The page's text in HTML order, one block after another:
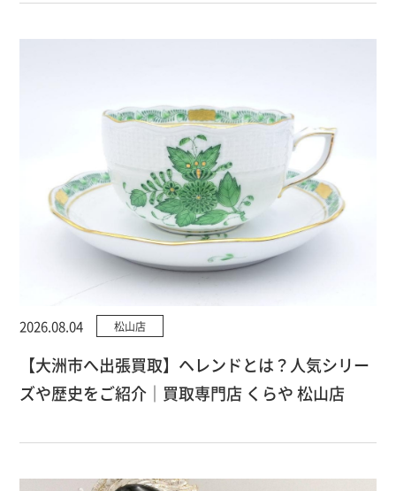
2026.08.04 松山店
【大洲市へ出張買取】ヘレンドとは？人気シリー
ズや歴史をご紹介｜買取専門店 くらや 松山店